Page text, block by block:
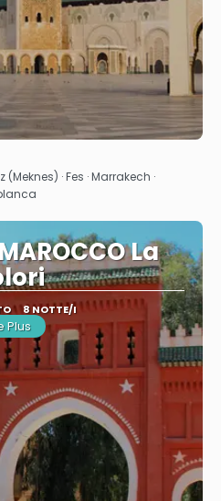
· Fes · Marrakech ·
La
8 NOTTE/I
Plus